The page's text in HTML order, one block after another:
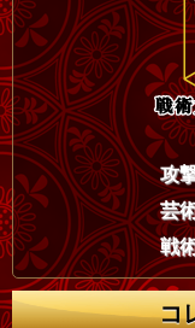
攻
芸
戦
コ